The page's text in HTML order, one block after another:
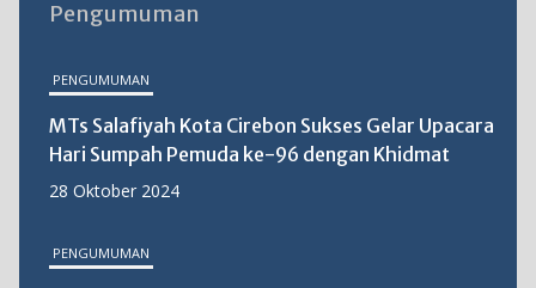
Pengumuman
PENGUMUMAN
MTs Salafiyah Kota Cirebon Sukses Gelar Upacara
Hari Sumpah Pemuda ke-96 dengan Khidmat
28 Oktober 2024
PENGUMUMAN